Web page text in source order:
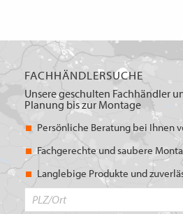
FACHHÄNDLERSUCHE
Unsere geschulten Fachhändler
Planung bis zur Montage
Persönliche Beratung bei Ihnen
Fachgerechte und saubere
Langlebige Produkte und